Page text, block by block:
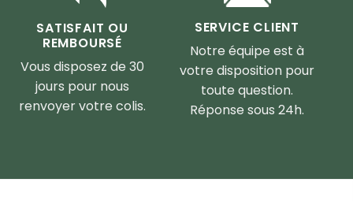
SATISFAIT OU
REMBOURSÉ
Vous disposez de 30
jours pour nous
renvoyer votre colis.
SERVICE CLIENT
Notre équipe est à
votre disposition pour
toute question.
Réponse sous 24h.